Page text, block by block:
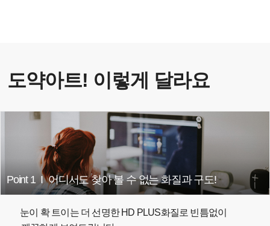
도약아트! 이렇게 달라요
Point 1 I 어디서도 찾아 볼 수 없는 화질과 구도!
눈이 확 트이는 더 선명한 HD PLUS화질로 빈틈없이